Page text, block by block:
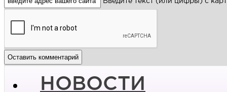
НОВОСТИ